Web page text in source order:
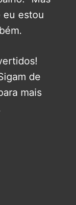
eu estou
de
mais